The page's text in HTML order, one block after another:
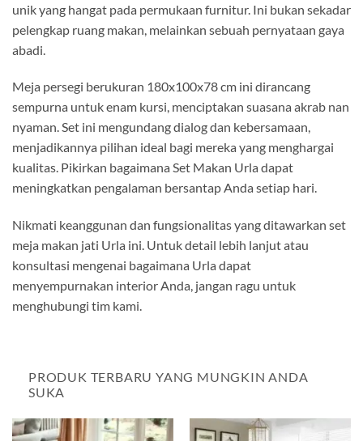
unik yang hangat pada permukaan furnitur. Ini bukan sekadar
pelengkap ruang makan, melainkan sebuah pernyataan gaya
abadi.
Meja persegi berukuran 180x100x78 cm ini dirancang
sempurna untuk enam kursi, menciptakan suasana akrab nan
nyaman. Set ini mengundang dialog dan kebersamaan,
menjadikannya pilihan ideal bagi mereka yang menghargai
kualitas. Pikirkan bagaimana Set Makan Urla dapat
meningkatkan pengalaman bersantap Anda setiap hari.
Nikmati keanggunan dan fungsionalitas yang ditawarkan set
meja makan jati Urla ini. Untuk detail lebih lanjut atau
konsultasi mengenai bagaimana Urla dapat
menyempurnakan interior Anda, jangan ragu untuk
menghubungi tim kami.
PRODUK TERBARU YANG MUNGKIN ANDA
SUKA